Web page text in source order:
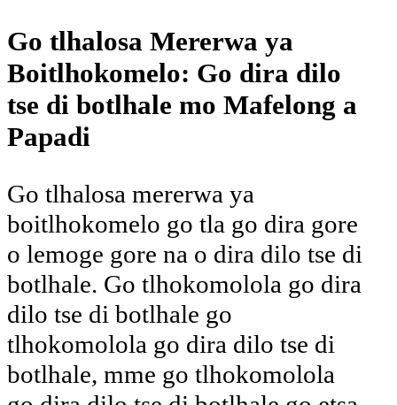
Go tlhalosa Mererwa ya
Boitlhokomelo: Go dira dilo
tse di botlhale mo Mafelong a
Papadi
Go tlhalosa mererwa ya
boitlhokomelo go tla go dira gore
o lemoge gore na o dira dilo tse di
botlhale. Go tlhokomolola go dira
dilo tse di botlhale go
tlhokomolola go dira dilo tse di
botlhale, mme go tlhokomolola